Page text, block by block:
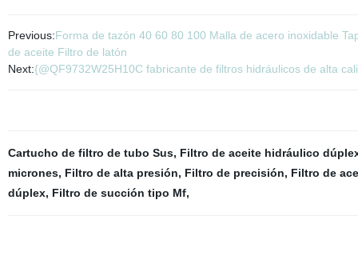
Previous:Forma de tazón 40 60 80 100 Malla de acero inoxidable
de aceite Filtro de latón
Next:{@QF9732W25H10C fabricante de filtros hidráulicos de alta
Cartucho de filtro de tubo Sus, Filtro de aceite hidráulico
micrones, Filtro de alta presión, Filtro de precisión, Filtro de
dúplex, Filtro de succión tipo Mf,